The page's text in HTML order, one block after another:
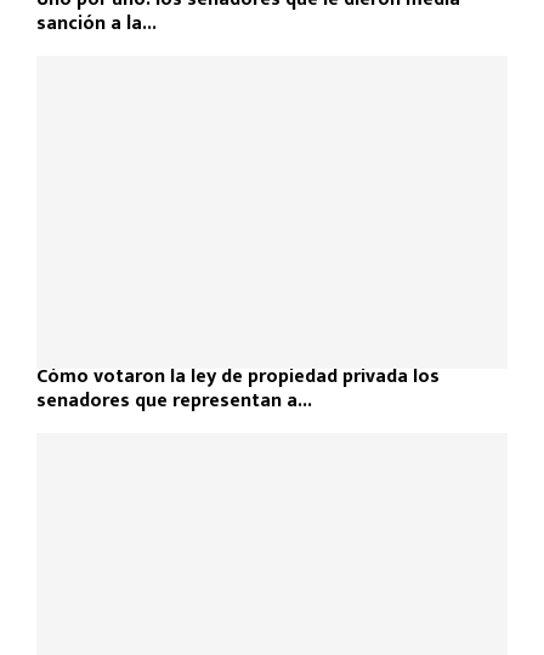
sanción a la...
Cómo votaron la ley de propiedad privada los
senadores que representan a...